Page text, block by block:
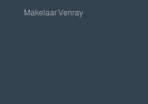
Makelaar Venray